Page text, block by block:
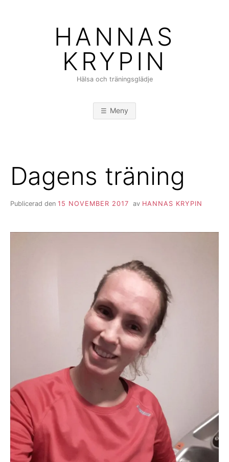
HANNAS
KRYPIN
Hälsa och träningsglädje
Meny
Dagens träning
Publicerad den 15 NOVEMBER 2017 av HANNAS KRYPIN